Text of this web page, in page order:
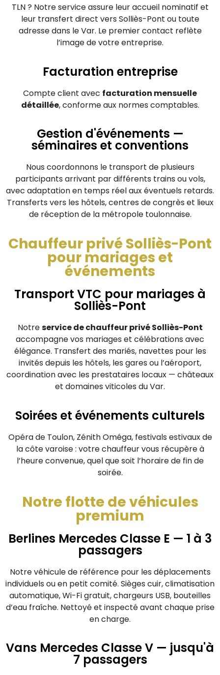
TLN ? Notre service assure leur accueil nominatif et
leur transfert direct vers Solliès-Pont ou toute
adresse dans le Var. Le premier contact reflète
l’image de votre entreprise.
Facturation entreprise
Compte client avec facturation mensuelle
détaillée, conforme aux normes comptables.
Gestion d'événements —
séminaires et conventions
Nous coordonnons le transport de plusieurs
participants arrivant par différents trains ou vols,
avec adaptation en temps réel aux éventuels retards.
Transferts vers les hôtels, centres de congrès et lieux
de réception de la métropole toulonnaise.
Chauffeur privé Solliès-Pont
pour mariages et
événements
Transport VTC pour mariages à
Solliès-Pont
Notreservice de chauffeur privé Solliès-Pont
accompagne vos mariages et célébrations avec
élégance. Transfert des mariés, navettes pour les
invités depuis les hôtels, les gares ou l’aéroport,
coordination avec les prestataires locaux — châteaux
et domaines viticoles du Var.
Soirées et événements culturels
Opéra de Toulon, Zénith Oméga, festivals estivaux de
la côte varoise : votre chauffeur vous récupère à
l’heure convenue, quel que soit l’horaire de fin de
soirée.
Notre flotte de véhicules
premium
Berlines Mercedes Classe E — 1 à 3
passagers
Notre véhicule de référence pour les déplacements
individuels ou en petit comité. Sièges cuir, climatisation
automatique, Wi-Fi gratuit, chargeurs USB, bouteilles
d’eau fraîche. Nettoyé et inspecté avant chaque prise
en charge.
Vans Mercedes Classe V — jusqu'à
7 passagers